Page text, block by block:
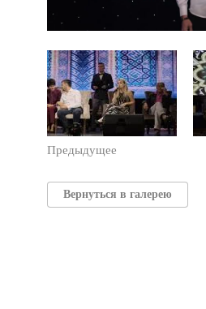
Предыдущее
Вернуться в галерею